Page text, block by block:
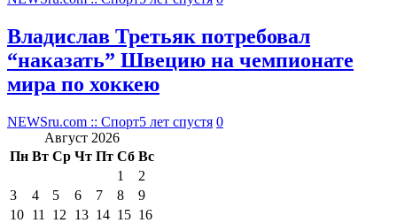
Владислав Третьяк потребовал
“наказать” Швецию на чемпионате
мира по хоккею
NEWSru.com :: Спорт5 лет спустя 0
Август 2026
Пн Вт Ср Чт Пт Сб Вс
1
2
3
4 5 6 7 8
9
10 11 12 13 14 15 16